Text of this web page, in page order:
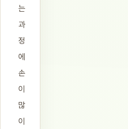
는
과
정
에
손
이
많
이